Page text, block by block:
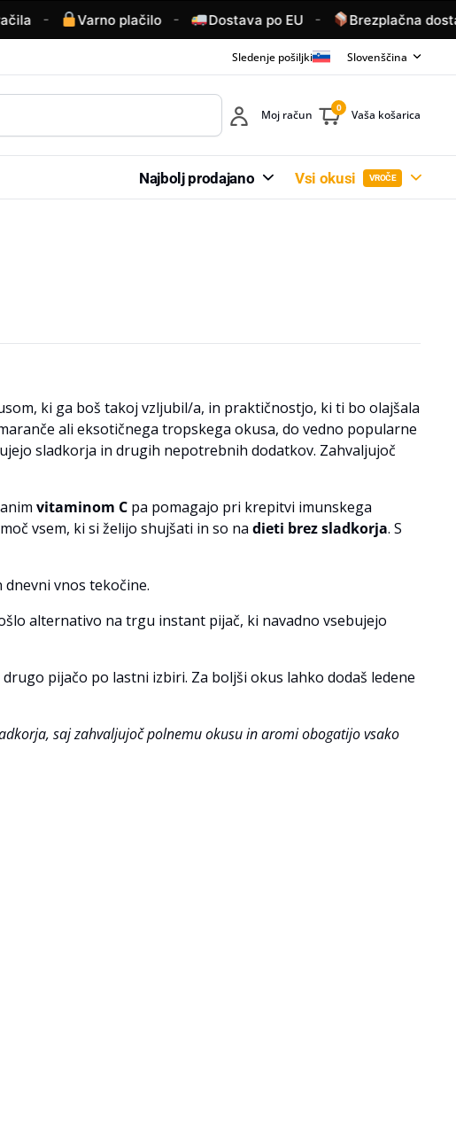
- Varno plačilo - Dostava po EU - Brezplačna
Sledenje pošiljki Slovenščina
Moj račun 0 Vaša košarica
Najbolj prodajano Vsi okusi VROČE
ki ga boš takoj vzljubil/a, in praktičnostjo, ki ti bo olajšala
ali eksotičnega tropskega okusa, do vedno popularne
sladkorja in drugih nepotrebnih dodatkov. Zahvaljujoč
vitaminom C pa pomagajo pri krepitvi imunskega
vsem, ki si želijo shujšati in so na dieti brez sladkorja. S
vnos tekočine.
alternativo na trgu instant pijač, ki navadno vsebujejo
pijačo po lastni izbiri. Za boljši okus lahko dodaš ledene
saj zahvaljujoč polnemu okusu in aromi obogatijo vsako